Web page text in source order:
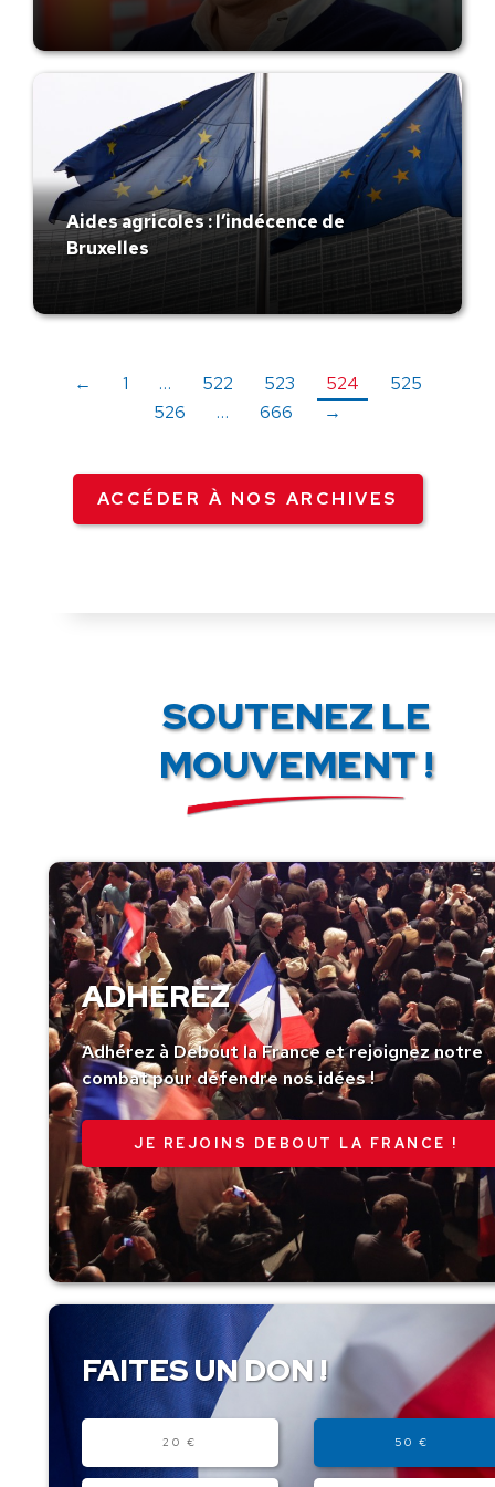
Aides agricoles : l’indécence de
Bruxelles
← 1 … 522 523 524
525
526
… 666 →
ACCÉDER À NOS ARCHIVES
SOUTENEZ LE
MOUVEMENT !
ADHÉREZ
Adhérez à Debout la France et rejoignez notre
combat pour défendre nos idées !
JE REJOINS DEBOUT LA FRANCE !
FAITES UN DON !
20 € 50 €